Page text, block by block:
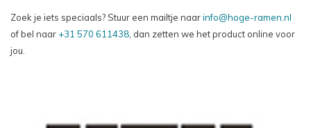
Zoek je iets speciaals? Stuur een mailtje naarinfo@hoge-ramen.nl
of bel naar +31 570 611438 , dan zetten we het product online voor
jou.